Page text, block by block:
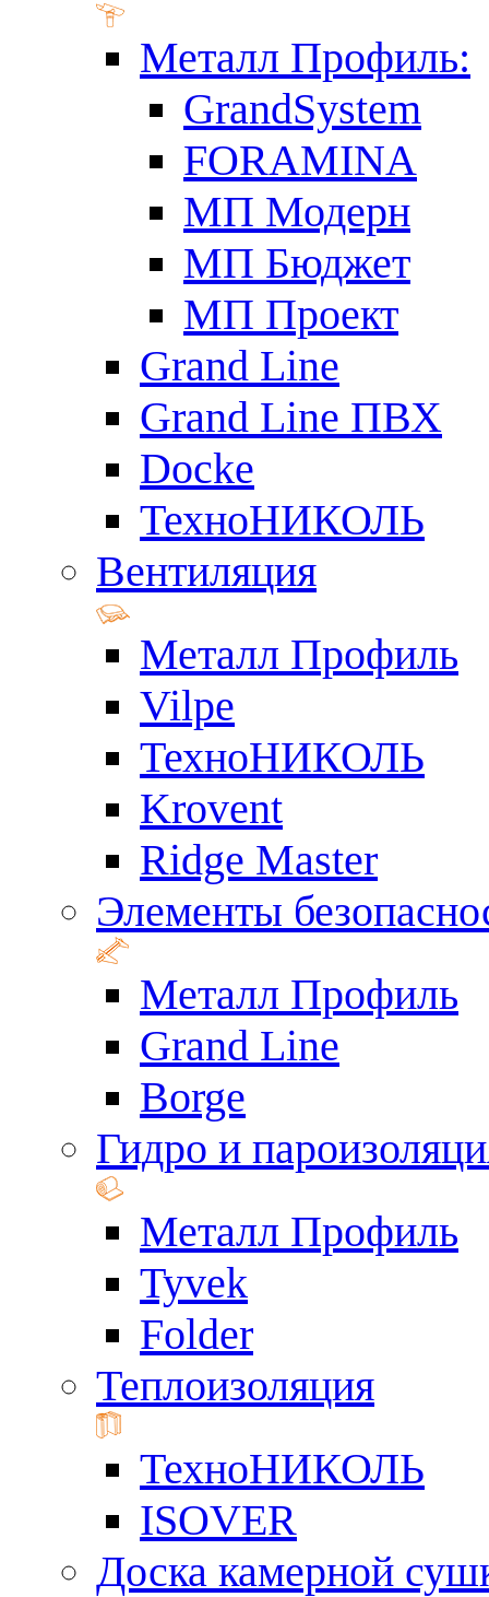
Металл Профиль:
GrandSystem
FORAMINA
МП Модерн
МП Бюджет
МП Проект
Grand Line
Grand Line ПВХ
Docke
ТехноНИКОЛЬ
Вентиляция
Металл Профиль
Vilpe
ТехноНИКОЛЬ
Krovent
Ridge Master
Элементы
Металл Профиль
Grand Line
Borge
Гидро и
Металл Профиль
Tyvek
Folder
Теплоизоляция
ТехноНИКОЛЬ
ISOVER
Доска камерной